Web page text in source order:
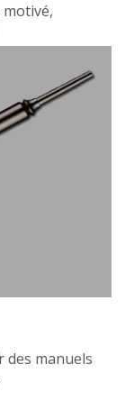
motivé,
des manuels